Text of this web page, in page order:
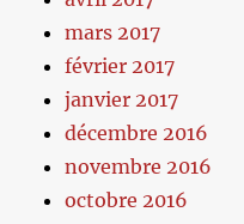
mars 2017
février 2017
janvier 2017
décembre 2016
novembre 2016
octobre 2016